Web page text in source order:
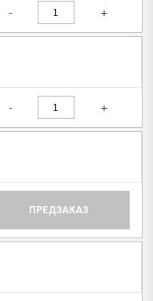
- +
- +
ПРЕДЗАКАЗ